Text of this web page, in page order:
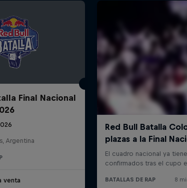
Final Nacional
Argentina
venta